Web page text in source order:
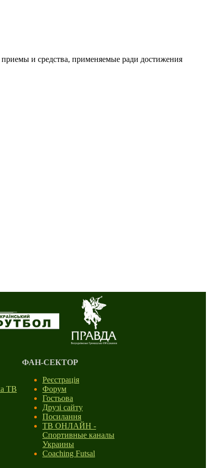
и средства, применяемые ради достижения
ТВ
ФАН-СЕКТОР
Реєстрація
Форум
Гостьова
Друзі сайту
Посилання
ТВ ОНЛАЙН -
Спортивные каналы
Украины
Coaching Futsal